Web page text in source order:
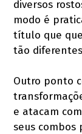
diversos
modo é
título que
tão
Outro ponto
e atacam
seus combos